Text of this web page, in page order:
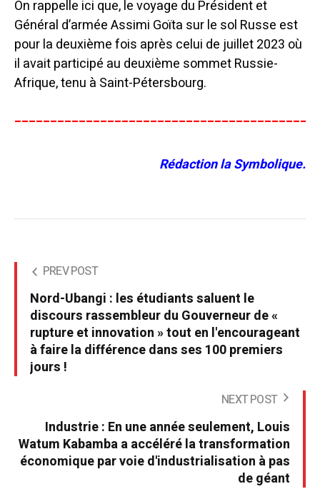
On rappelle ici que, le voyage du Président et
Général d’armée Assimi Goïta sur le sol Russe est
pour la deuxième fois après celui de juillet 2023 où
il avait participé au deuxième sommet Russie-
Afrique, tenu à Saint-Pétersbourg.
Rédaction la Symbolique.
PREV POST
Nord-Ubangi : les étudiants saluent le
discours rassembleur du Gouverneur de «
rupture et innovation » tout en l'encourageant
à faire la différence dans ses 100 premiers
jours !
NEXT POST
Industrie : En une année seulement, Louis
Watum Kabamba a accéléré la transformation
économique par voie d'industrialisation à pas
de géant